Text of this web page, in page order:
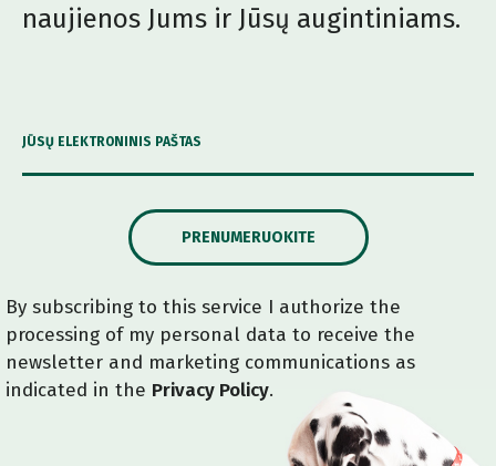
naujienos Jums ir Jūsų augintiniams.
JŪSŲ ELEKTRONINIS PAŠTAS
PRENUMERUOKITE
By subscribing to this service I authorize the
processing of my personal data to receive the
newsletter and marketing communications as
indicated in the Privacy Policy.